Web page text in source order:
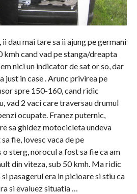
dau mai tare sa ii ajung pe germani
kmh cand vad pe stanga/dreapta
nici un indicator de sat or so, dar
just in case . Arunc privirea pe
spre 150-160, cand ridic
vad 2 vaci care traversau drumul
ocupate. Franez puternic,
sa ghidez motocicleta undeva
fie, lovesc vaca de pe
sterg, norocul a fost sa fie ca am
din viteza, sub 50 kmh. Ma ridic
pasagerul era in picioare si stiu ca
si evaluez situatia …